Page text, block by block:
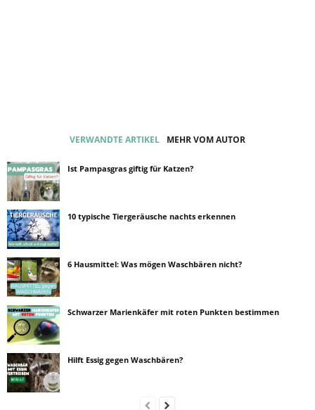
VERWANDTE ARTIKEL MEHR VOM AUTOR
Ist Pampasgras giftig für Katzen?
10 typische Tiergeräusche nachts erkennen
6 Hausmittel: Was mögen Waschbären nicht?
Schwarzer Marienkäfer mit roten Punkten bestimmen
Hilft Essig gegen Waschbären?